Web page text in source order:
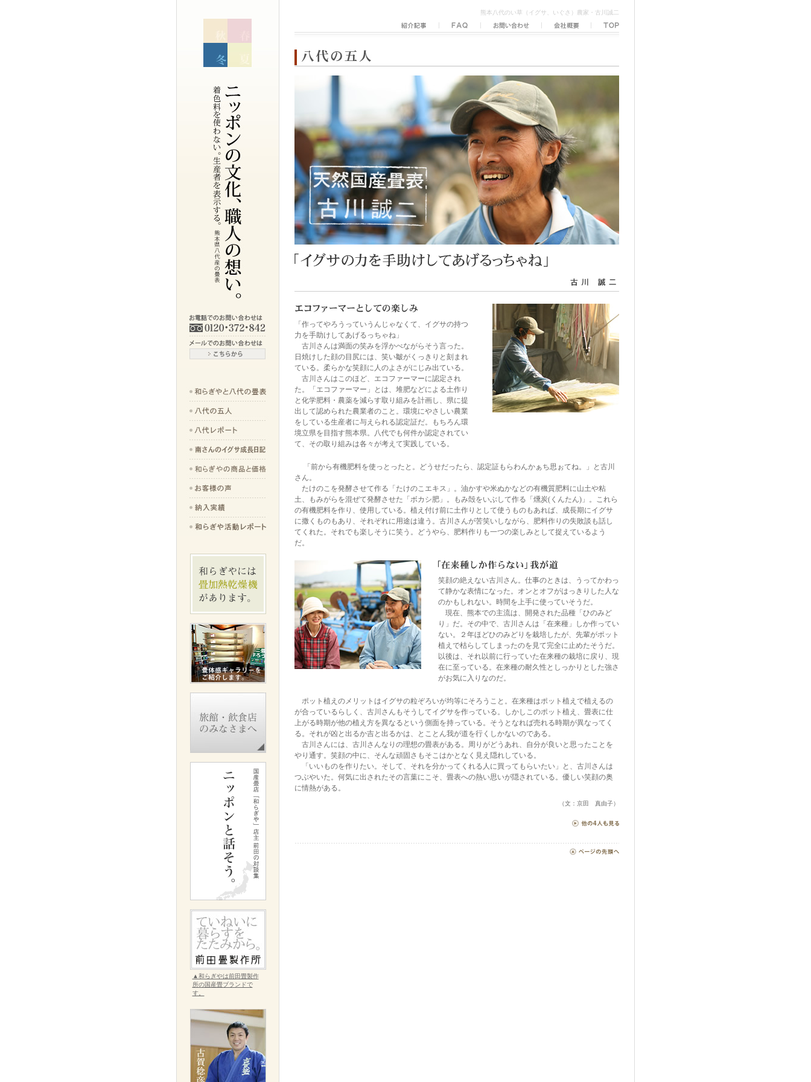
▲和らぎやは前田畳製作
所の国産畳ブランドで
す。
熊本八代のい草（イグサ、いぐさ）農家・古川誠二
「作ってやろうっていうんじゃなくて、イグサの持つ
力を手助けしてあげるっちゃね」
古川さんは満面の笑みを浮かべながらそう言った。
日焼けした顔の目尻には、笑い皺がくっきりと刻まれ
ている。柔らかな笑顔に人のよさがにじみ出ている。
古川さんはこのほど、エコファーマーに認定され
た。「エコファーマー」とは、堆肥などによる土作り
と化学肥料・農薬を減らす取り組みを計画し、県に提
出して認められた農業者のこと。環境にやさしい農業
をしている生産者に与えられる認定証だ。もちろん環
境立県を目指す熊本県。八代でも何件か認定されてい
て、その取り組みは各々が考えて実践している。
「前から有機肥料を使っとったと。どうせだったら、認定証もらわんかぁち思ぉてね。」と古川
さん。
たけのこを発酵させて作る「たけのこエキス」。油かすや米ぬかなどの有機質肥料に山土や粘
土、もみがらを混ぜて発酵させた「ボカシ肥」。もみ殻をいぶして作る「燻炭(くんたん)」。これら
の有機肥料を作り、使用している。植え付け前に土作りとして使うものもあれば、成長期にイグサ
に撒くものもあり、それぞれに用途は違う。古川さんが苦笑いしながら、肥料作りの失敗談も話し
てくれた。それでも楽しそうに笑う。どうやら、肥料作りも一つの楽しみとして捉えているよう
だ。
笑顔の絶えない古川さん。仕事のときは、うってかわっ
て静かな表情になった。オンとオフがはっきりした人な
のかもしれない。時間を上手に使っていそうだ。
現在、熊本での主流は、開発された品種「ひのみど
り」だ。その中で、古川さんは「在来種」しか作ってい
ない。２年ほどひのみどりを栽培したが、先輩がポット
植えで枯らしてしまったのを見て完全に止めたそうだ。
以後は、それ以前に行っていた在来種の栽培に戻り、現
在に至っている。在来種の耐久性としっかりとした強さ
がお気に入りなのだ。
ポット植えのメリットはイグサの粒ぞろいが均等にそろうこと。在来種はポット植えで植えるの
が合っているらしく、古川さんもそうしてイグサを作っている。しかしこのポット植え、 畳表に仕
上がる時期が他の植え方を異なるという側面を持っている。そうとなれば売れる時期が異なってく
る。それが凶と出るか吉と出るかは、とことん我が道を行くしかないのである。
古川さんには、古川さんなりの理想の畳表がある。周りがどうあれ、自分が良いと思ったことを
やり通す。笑顔の中に、そんな頑固さもそこはかとなく見え隠れしている。
「いいものを作りたい。そして、それを分かってくれる人に買ってもらいたい」と、古川さんは
つぶやいた。何気に出されたその言葉にこそ、 畳表への熱い思いが隠されている。優しい笑顔の奥
に情熱がある。
（文：京田 真由子）